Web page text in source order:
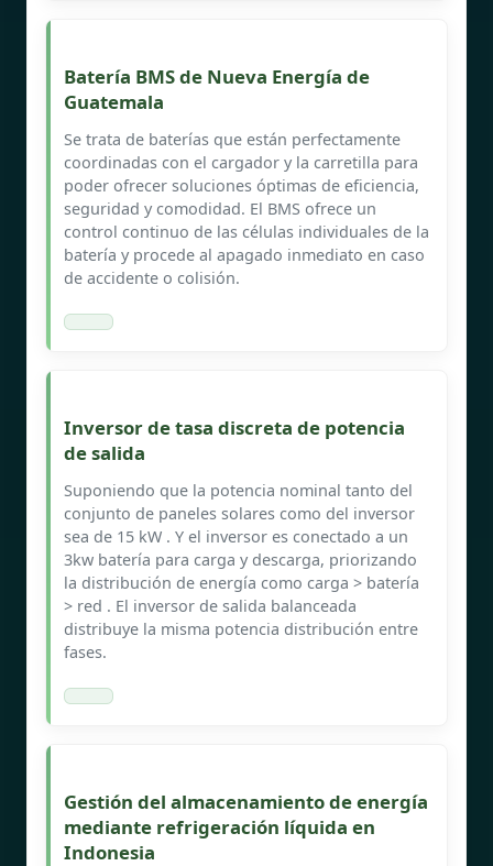
Batería BMS de Nueva Energía de
Guatemala
Se trata de baterías que están perfectamente
coordinadas con el cargador y la carretilla para
poder ofrecer soluciones óptimas de eficiencia,
seguridad y comodidad. El BMS ofrece un
control continuo de las células individuales de la
batería y procede al apagado inmediato en caso
de accidente o colisión.
Inversor de tasa discreta de potencia
de salida
Suponiendo que la potencia nominal tanto del
conjunto de paneles solares como del inversor
sea de 15 kW . Y el inversor es conectado a un
3kw batería para carga y descarga, priorizando
la distribución de energía como carga > batería
> red . El inversor de salida balanceada
distribuye la misma potencia distribución entre
fases.
Gestión del almacenamiento de energía
mediante refrigeración líquida en
Indonesia